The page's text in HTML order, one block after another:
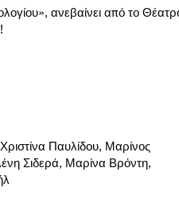
ανεβαίνει από το
Παυλίδου, Μαρίνος
Σιδερά, Μαρίνα Βρόντη,